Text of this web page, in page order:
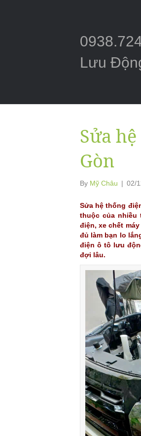
Lưu
Sửa
Gòn
By Mỹ Châu | 02/
Sửa hệ thống
thuộc của nhiều
điện, xe chết
đủ làm bạn lo
điện ô tô lưu
đợi lâu.